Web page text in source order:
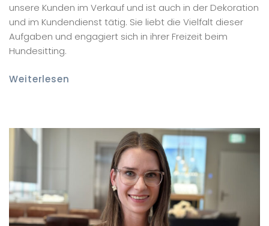
unsere Kunden im Verkauf und ist auch in der Dekoration
und im Kundendienst tätig. Sie liebt die Vielfalt dieser
Aufgaben und engagiert sich in ihrer Freizeit beim
Hundesitting.
Weiterlesen